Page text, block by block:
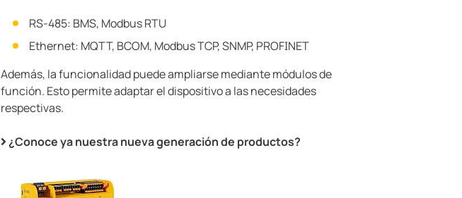
RS-485: BMS, Modbus RTU
Ethernet: MQTT, BCOM, Modbus TCP, SNMP, PROFINET
Además, la funcionalidad puede ampliarse mediante módulos de
función. Esto permite adaptar el dispositivo a las necesidades
respectivas.
¿Conoce ya nuestra nueva generación de productos?